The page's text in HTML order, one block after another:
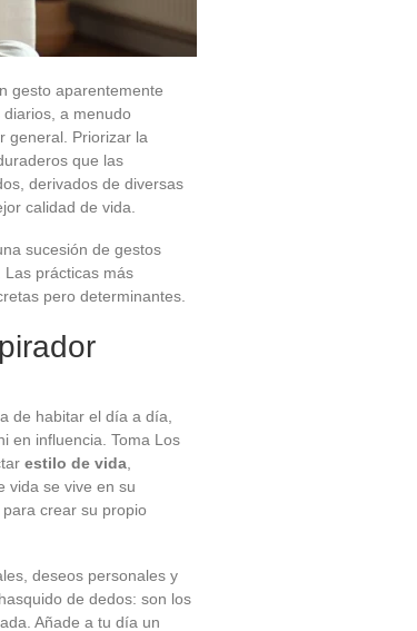
gesto aparentemente
a menudo
general. Priorizar la
que las
derivados de diversas
calidad de vida.
sucesión de gestos
prácticas más
pero determinantes.
de habitar el día a día,
en influencia. Toma Los
estilo de vida
vida se vive en su
crear su propio
deseos personales y
de dedos: son los
Añade a tu día un